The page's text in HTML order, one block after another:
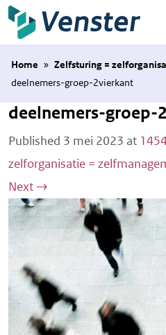
Naar hoofdinhoud
Home » Zelfsturing =
deelnemers-groep-2vierkant
deelnemers-groep-
Published 3 mei 2023 at
zelforganisatie =
Next→